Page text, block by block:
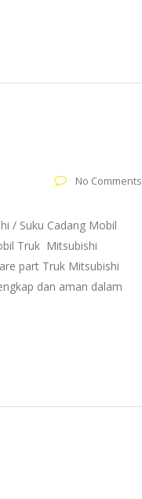
No Comments
/ Suku Cadang Mobil
Truk Mitsubishi
part Truk Mitsubishi
dan aman dalam